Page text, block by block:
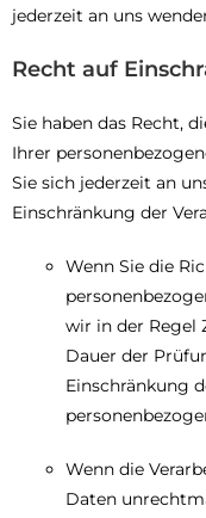
jederzeit an uns
Recht auf
Sie haben das Recht,
Ihrer
Sie sich jederzeit an
Einschränkung der
Wenn Sie die
wir in der Regel
Dauer der
Einschränkung
Wenn die
Daten